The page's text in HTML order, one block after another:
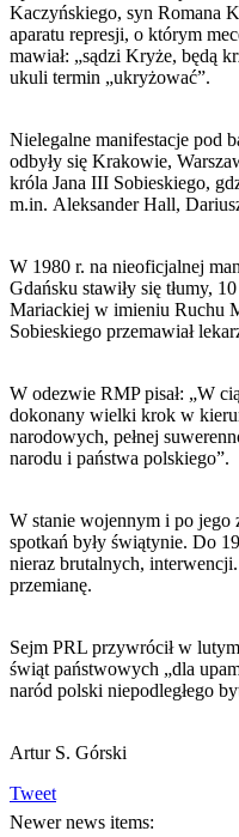
Kaczyńskiego, syn Romana
aparatu represji, o którym
mawiał: „sądzi Kryże, będą
ukuli termin „ukryżować”.
Nielegalne manifestacje pod
odbyły się Krakowie,
króla Jana III Sobieskiego,
m.in. Aleksander Hall,
W 1980 r. na nieoficjalnej
Gdańsku stawiły się tłumy,
Mariackiej w imieniu Ruchu
Sobieskiego przemawiał
W odezwie RMP pisał: „W
dokonany wielki krok w
narodowych, pełnej
narodu i państwa polskiego”.
W stanie wojennym i po jego
spotkań były świątynie. Do
nieraz brutalnych,
przemianę.
Sejm PRL przywrócił w
świąt państwowych „dla
naród polski niepodległego
Artur S. Górski
Tweet
Newer news items: